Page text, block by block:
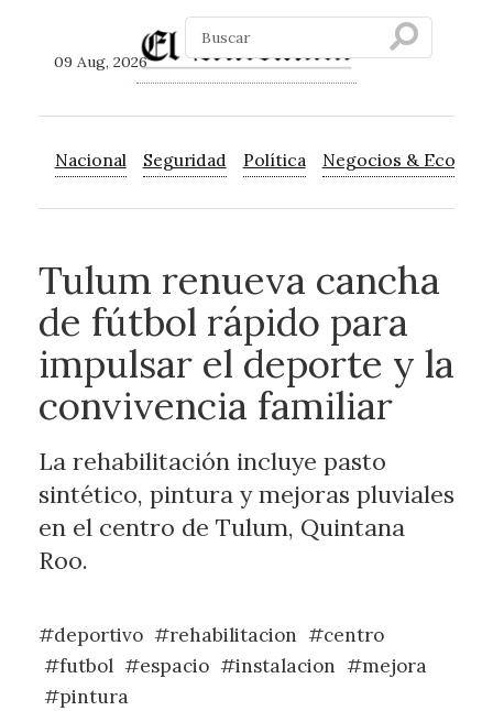
09 Aug, 2026
Nacional Seguridad Política Negocios &
Tulum renueva cancha
de fútbol rápido para
impulsar el deporte y la
convivencia familiar
La rehabilitación incluye pasto
sintético, pintura y mejoras pluviales
en el centro de Tulum, Quintana
Roo.
#deportivo #rehabilitacion #centro
#futbol #espacio #instalacion #mejora
#pintura